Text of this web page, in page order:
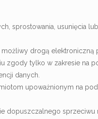
sprostowania, usunięcia
drogą elektroniczną
zgody tylko w zakresie na
danych.
upoważnionym na
dopuszczalnego sprzeciwu